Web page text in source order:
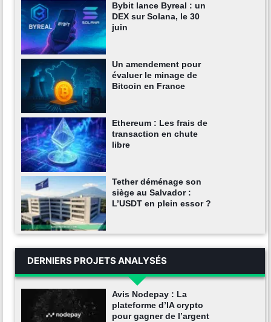
Bybit lance Byreal : un
DEX sur Solana, le 30
juin
Un amendement pour
évaluer le minage de
Bitcoin en France
Ethereum : Les frais de
transaction en chute
libre
Tether déménage son
siège au Salvador :
L’USDT en plein essor ?
DERNIERS PROJETS ANALYSÉS
Avis Nodepay : La
plateforme d’IA crypto
pour gagner de l’argent